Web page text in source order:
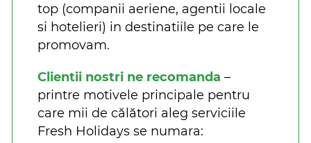
top (companii aeriene, agentii locale
si hotelieri) in destinatiile pe care le
promovam.
Clientii nostri ne recomanda –
printre motivele principale pentru
care mii de călători aleg serviciile
Fresh Holidays se numara: